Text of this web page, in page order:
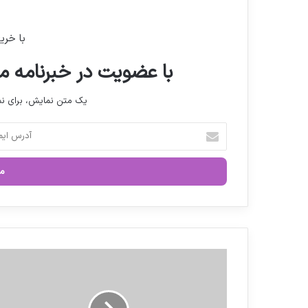
با
با عضویت در خبرنامه
یک متن نمایش،
ر
ا
ی